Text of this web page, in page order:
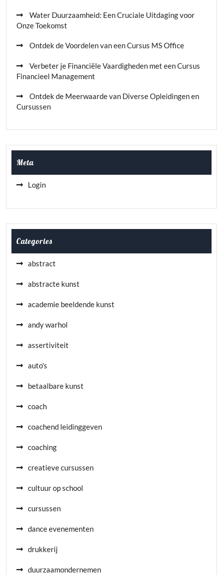
Water Duurzaamheid: Een Cruciale Uitdaging voor
Onze Toekomst
Ontdek de Voordelen van een Cursus MS Office
Verbeter je Financiële Vaardigheden met een Cursus
Financieel Management
Ontdek de Meerwaarde van Diverse Opleidingen en
Cursussen
Meta
Login
Categories
abstract
abstracte kunst
academie beeldende kunst
andy warhol
assertiviteit
auto's
betaalbare kunst
coach
coachend leidinggeven
coaching
creatieve cursussen
cultuur op school
cursussen
dance evenementen
drukkerij
duurzaamondernemen